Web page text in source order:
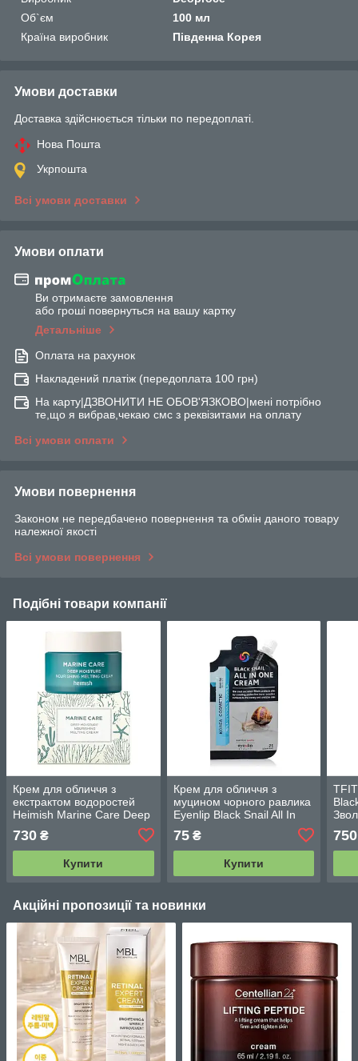
Об`єм
100 мл
Країна виробник
Південна Корея
Умови доставки
Доставка здійснюється тільки по передоплаті.
Нова Пошта
Укрпошта
Всі умови доставки
Умови оплати
Ви отримаєте замовлення
або гроші повернуться на вашу картку
Детальніше
Оплата на рахунок
Накладений платіж (передоплата 100 грн)
На карту|ДЗВОНИТИ НЕ ОБОВ'ЯЗКОВО|мені потрібно
те,що я вибрав,чекаю смс з реквізитами на оплату
Всі умови оплати
Умови повернення
Законом не передбачено повернення та обмін даного товару
належної якості
Всі умови повернення
Подібні товари компанії
Крем для обличчя з
екстрактом водоростей
Heimish Marine Care Deep
Melting Cream 60 мл
730 ₴
Купити
Крем для обличчя з
муцином чорного равлика
Eyenlip Black Snail All In
75₴
Купити
750
Акційні пропозиції та новинки